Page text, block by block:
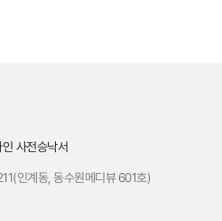
사전승낙서
인계동, 동수원메디뷰 601호)